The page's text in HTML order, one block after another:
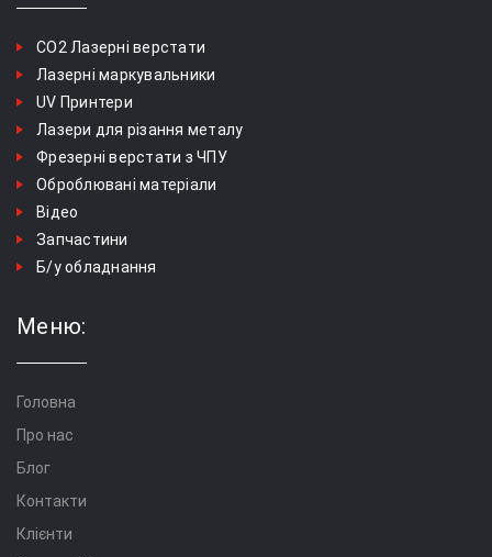
СО2 Лазерні верстати
Лазерні маркувальники
UV Принтери
Лазери для різання металу
Фрезерні верстати з ЧПУ
Оброблювані матеріали
Відео
Запчастини
Б/у обладнання
Меню:
Головна
Про нас
Блог
Контакти
Клієнти